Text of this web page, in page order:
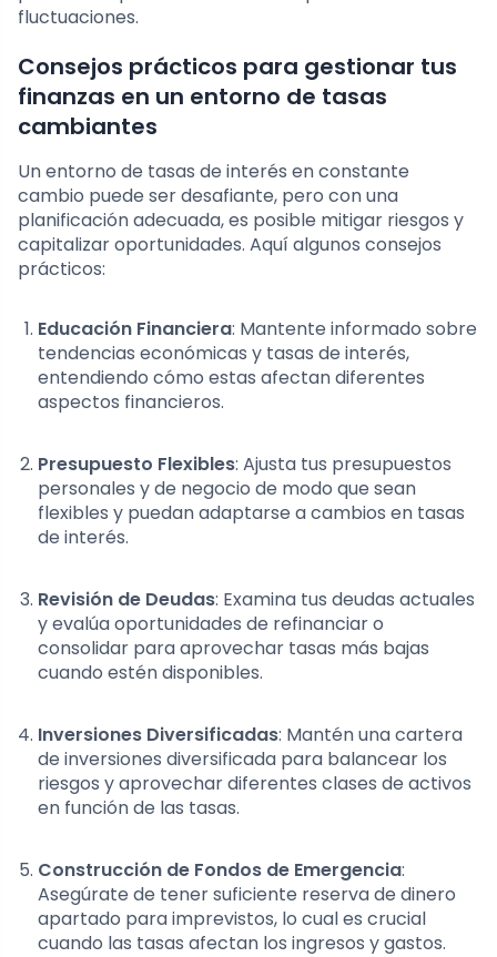
fluctuaciones.
Consejos prácticos para gestionar tus
finanzas en un entorno de tasas
cambiantes
Un entorno de tasas de interés en constante
cambio puede ser desafiante, pero con una
planificación adecuada, es posible mitigar riesgos y
capitalizar oportunidades. Aquí algunos consejos
prácticos:
Educación Financiera: Mantente informado sobre
tendencias económicas y tasas de interés,
entendiendo cómo estas afectan diferentes
aspectos financieros.
Presupuesto Flexibles: Ajusta tus presupuestos
personales y de negocio de modo que sean
flexibles y puedan adaptarse a cambios en tasas
de interés.
Revisión de Deudas: Examina tus deudas actuales
y evalúa oportunidades de refinanciar o
consolidar para aprovechar tasas más bajas
cuando estén disponibles.
Inversiones Diversificadas: Mantén una cartera
de inversiones diversificada para balancear los
riesgos y aprovechar diferentes clases de activos
en función de las tasas.
Construcción de Fondos de Emergencia:
Asegúrate de tener suficiente reserva de dinero
apartado para imprevistos, lo cual es crucial
cuando las tasas afectan los ingresos y gastos.